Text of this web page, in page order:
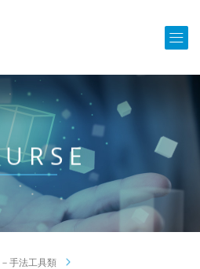
手法工具類